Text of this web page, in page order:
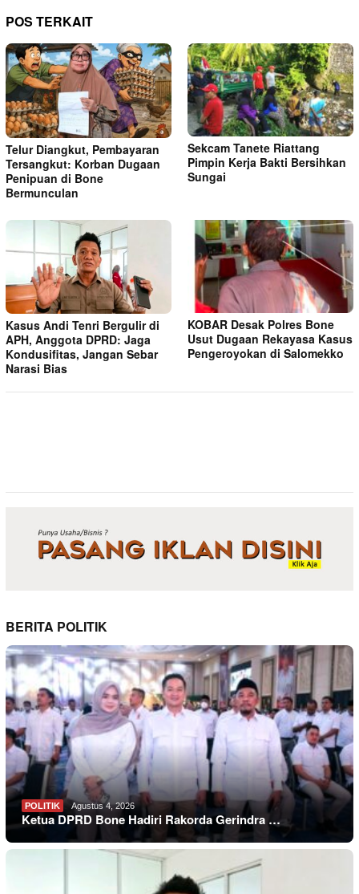
POS TERKAIT
Telur Diangkut, Pembayaran
Tersangkut: Korban Dugaan
Penipuan di Bone
Bermunculan
Sekcam Tanete Riattang
Pimpin Kerja Bakti Bersihkan
Sungai
Kasus Andi Tenri Bergulir di
APH, Anggota DPRD: Jaga
Kondusifitas, Jangan Sebar
Narasi Bias
KOBAR Desak Polres Bone
Usut Dugaan Rekayasa Kasus
Pengeroyokan di Salomekko
BERITA POLITIK
POLITIK Agustus 4, 2026
Ketua DPRD Bone Hadiri Rakorda Gerindra …